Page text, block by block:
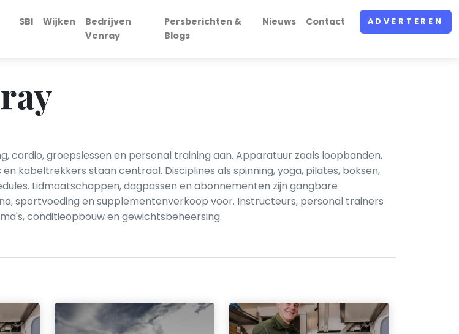
SBI Wijken
Bedrijven
Venray
Persberichten &
Blogs
Nieuws Contact ADVERTEREN
groepslessen en personal training aan. Apparatuur zoals loopbanden,
kabeltrekkers staan centraal. Disciplines als spinning, yoga, pilates, boksen,
Lidmaatschappen, dagpassen en abonnementen zijn gangbare
sportvoeding en supplementenverkoop voor. Instructeurs, personal trainers
conditieopbouw en gewichtsbeheersing.